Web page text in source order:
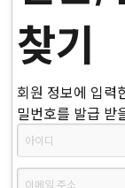
찾기
회원 정보에 입력
밀번호를 발급 받